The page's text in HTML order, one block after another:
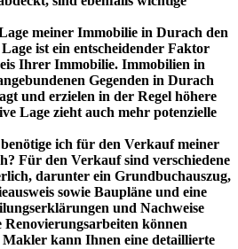
meiner Immobilie in Durach den
ist ein entscheidender Faktor
Ihrer Immobilie. Immobilien in
Gegenden in Durach
und erzielen in der Regel höhere
Lage zieht auch mehr potenzielle
ich für den Verkauf meiner
Für den Verkauf sind verschiedene
darunter ein Grundbuchauszug,
sowie Baupläne und eine
und Nachweise
können
kann Ihnen eine detaillierte